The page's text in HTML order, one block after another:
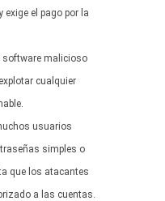
exige el pago por la
software malicioso
cualquier
usuarios
simples o
que los atacantes
a las cuentas.